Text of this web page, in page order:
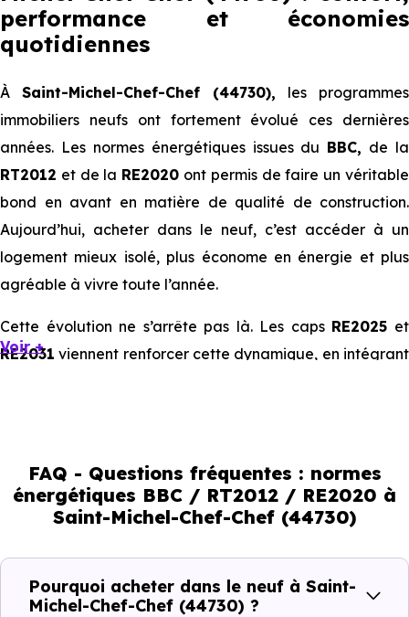
performance et économies
quotidiennes
À Saint-Michel-Chef-Chef (44730), les programmes
immobiliers neufs ont fortement évolué ces dernières
années. Les normes énergétiques issues du BBC, de la
RT2012 et de la RE2020 ont permis de faire un véritable
bond en avant en matière de qualité de construction.
Aujourd’hui, acheter dans le neuf, c’est accéder à un
logement mieux isolé, plus économe en énergie et plus
agréable à vivre toute l’année.
Cette évolution ne s’arrête pas là. Les caps RE2025 et
RE2031 viennent renforcer cette dynamique, en intégrant
immobilier, en valorisant les biens les plus performants.
En résumé :
Normes énergétiques de
l’immobilier neuf
Voir +
FAQ - Questions fréquentes : normes
énergétiques BBC / RT2012 / RE2020 à
Saint-Michel-Chef-Chef (44730)
Pourquoi acheter dans le neuf à Saint-
Michel-Chef-Chef (44730) ?